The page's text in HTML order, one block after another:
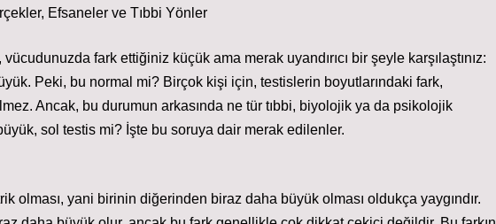
Efsaneler ve Tıbbi Yönler
fark ettiğiniz küçük ama merak uyandırıcı bir şeyle karşılaştınız:
Peki, bu normal mi? Birçok kişi için, testislerin boyutlarındaki fark,
Ancak, bu durumun arkasında ne tür tıbbi, biyolojik ya da psikolojik
sol testis mi? İşte bu soruya dair merak edilenler.
olması, yani birinin diğerinden biraz daha büyük olması oldukça yaygındır.